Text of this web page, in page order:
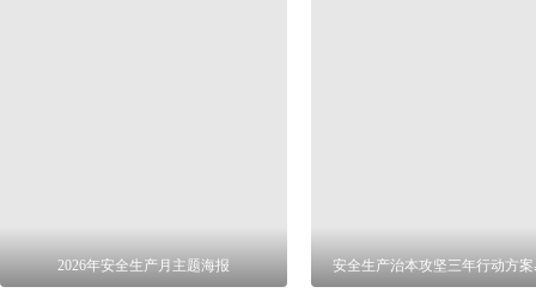
2026年安全生产月主题海报 安全生产治本攻坚三年行动方